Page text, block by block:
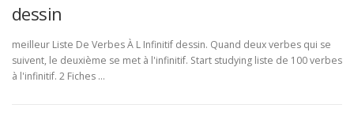
dessin
meilleur Liste De Verbes À L Infinitif dessin. Quand deux verbes qui se
suivent, le deuxième se met à l'infinitif. Start studying liste de 100 verbes
à l'infinitif. 2 Fiches …